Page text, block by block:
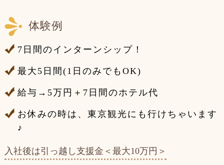
体験例
7日間のインターンシップ！
最大5日間(1日のみでもOK)
給与→5万円＋7日間のホテル代
お休みの時は、東京観光にも行けちゃいます
♪
入社後は引っ越し支援金＜最大10万円＞